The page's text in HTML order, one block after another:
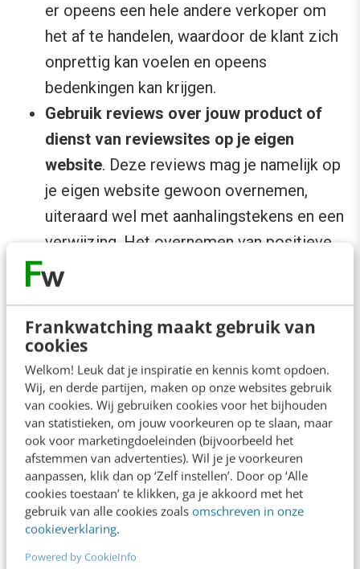
Frankwatching maakt gebruik van
cookies
Welkom! Leuk dat je inspiratie en kennis komt opdoen.
Wij, en derde partijen, maken op onze websites gebruik
van cookies. Wij gebruiken cookies voor het bijhouden
van statistieken, om jouw voorkeuren op te slaan, maar
ook voor marketingdoeleinden (bijvoorbeeld het
afstemmen van advertenties). Wil je je voorkeuren
aanpassen, klik dan op ‘Zelf instellen’. Door op ‘Alle
cookies toestaan’ te klikken, ga je akkoord met het
gebruik van alle cookies zoals omschreven in onze
cookieverklaring.
Powered by CookieInfo
er opeens een hele andere verkoper om
het af te handelen, waardoor de klant zich
onprettig kan voelen en opeens
bedenkingen kan krijgen.
Gebruik reviews over jouw product of
dienst van reviewsites op je eigen
website. Deze reviews mag je namelijk op
je eigen website gewoon overnemen,
uiteraard wel met aanhalingstekens en een
verwijzing. Het overnemen van positieve
reviews zorgt bovendien voor
consistentie over jouw
merk/dienst/product op internet én het
geeft bevestiging voor bezoekers die naar
aanleiding van de positieve review op de
reviewsite jouw site bezoeken.
Conclusie
Kijk als websitehouder eens kritisch naar je
website. Hoewel een aantal Conversie